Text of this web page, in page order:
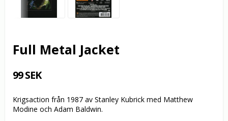
Full Metal Jacket
99 SEK
Krigsaction från 1987 av Stanley Kubrick med Matthew
Modine och Adam Baldwin.